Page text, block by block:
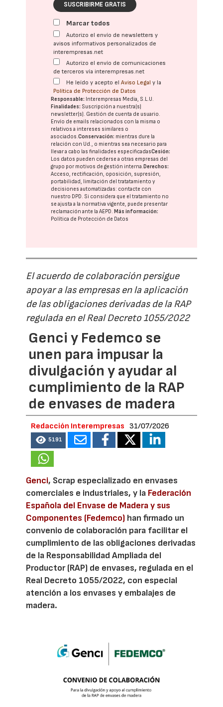
SUSCRIBIRME GRATIS
Marcar todos
Autorizo el envío de newsletters y
avisos informativos personalizados de
interempresas.net
Autorizo el envío de comunicaciones
de terceros vía interempresas.net
He leído y acepto elAviso Legal y la
Política de Protección de Datos
Responsable: Interempresas Media, S.L.U.
Finalidades: Suscripción a nuestra(s)
newsletter(s). Gestión de cuenta de usuario.
Envío de emails relacionados con la misma o
relativos a intereses similares o
asociados.Conservación: mientras dure la
relación con Ud., o mientras sea necesario para
llevar a cabo las finalidades especificadasCesión:
Los datos pueden cederse a otras empresas del
grupo por motivos de gestión interna. Derechos:
Acceso, rectificación, oposición, supresión,
portabilidad, limitación del tratatamiento y
decisiones automatizadas: contacte con
nuestro DPD. Si considera que el tratamiento no
se ajusta a la normativa vigente, puede presentar
reclamación ante laAEPD. Más información:
Política de Protección de Datos
El acuerdo de colaboración persigue
apoyar a las empresas en la aplicación
de las obligaciones derivadas de la RAP
regulada en el Real Decreto 1055/2022
Genci y Fedemco se
unen para impusar la
divulgación y ayudar al
cumplimiento de la RAP
de envases de madera
Redacción Interempresas 31/07/2026
5191
Genci, Scrap especializado en envases
comerciales e industriales, y la Federación
Española del Envase de Madera y sus
Componentes (Fedemco) han firmado un
convenio de colaboración para facilitar el
cumplimiento de las obligaciones derivadas
de la Responsabilidad Ampliada del
Productor (RAP) de envases, regulada en el
Real Decreto 1055/2022, con especial
atención a los envases y embalajes de
madera.